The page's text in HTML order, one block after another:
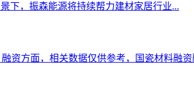
下，振森能源将持续帮力建材家居行业...
资方面，相关数据仅供参考，国瓷材料融资